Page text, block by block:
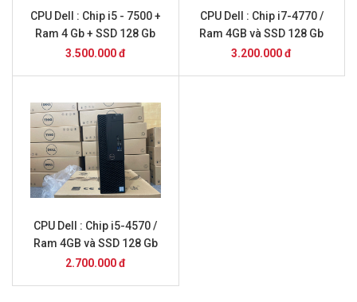
CPU Dell : Chip i5 - 7500 +
Ram 4 Gb + SSD 128 Gb
3.500.000 đ
CPU Dell : Chip i7-4770 /
Ram 4GB và SSD 128 Gb
3.200.000 đ
CPU Dell : Chip i5-4570 /
Ram 4GB và SSD 128 Gb
2.700.000 đ